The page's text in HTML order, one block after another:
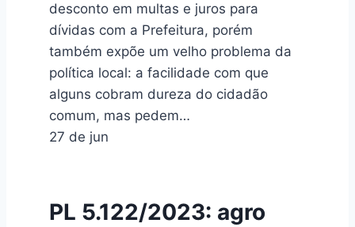
desconto em multas e juros para
dívidas com a Prefeitura, porém
também expõe um velho problema da
política local: a facilidade com que
alguns cobram dureza do cidadão
comum, mas pedem…
27 de jun
PL 5.122/2023: agro